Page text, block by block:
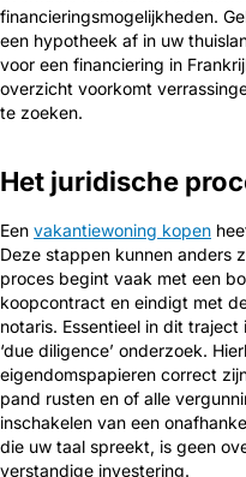
financieringsmogelijkheden.
een hypotheek af in uw
voor een financiering in
overzicht voorkomt
te zoeken.
Het juridische
Een vakantiewoning kopen
Deze stappen kunnen anders
proces begint vaak met een
koopcontract en eindigt met
notaris. Essentieel in dit
‘due diligence’ onderzoek.
eigendomspapieren correct
pand rusten en of alle
inschakelen van een
die uw taal spreekt, is geen
verstandige investering.